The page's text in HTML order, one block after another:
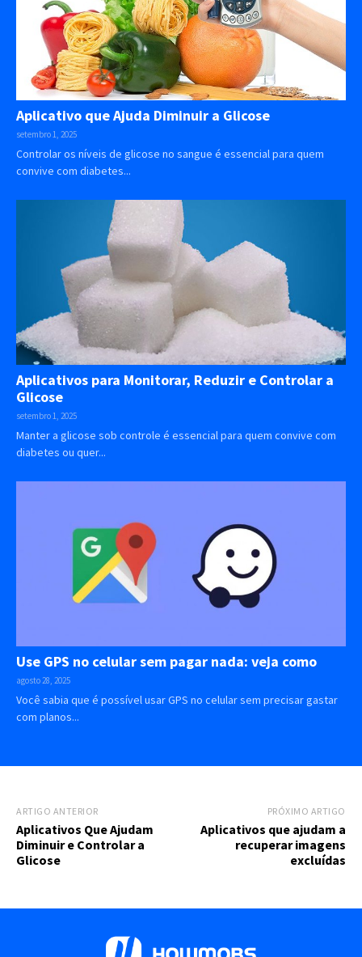
Aplicativo que Ajuda Diminuir a Glicose
setembro 1, 2025
Controlar os níveis de glicose no sangue é essencial para quem
convive com diabetes...
Aplicativos para Monitorar, Reduzir e Controlar a
Glicose
setembro 1, 2025
Manter a glicose sob controle é essencial para quem convive com
diabetes ou quer...
Use GPS no celular sem pagar nada: veja como
agosto 28, 2025
Você sabia que é possível usar GPS no celular sem precisar gastar
com planos...
ARTIGO ANTERIOR
Aplicativos Que Ajudam
Diminuir e Controlar a
Glicose
PRÓXIMO ARTIGO
Aplicativos que ajudam a
recuperar imagens
excluídas